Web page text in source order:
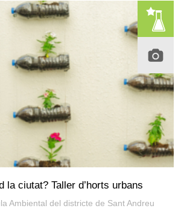
la ciutat? Taller d’horts urbans
Ambiental del districte de Sant Andreu